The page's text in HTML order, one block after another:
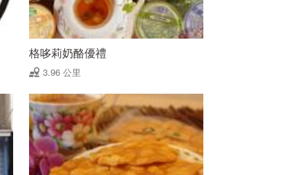
格哆莉奶酪優禮
3.96 公里